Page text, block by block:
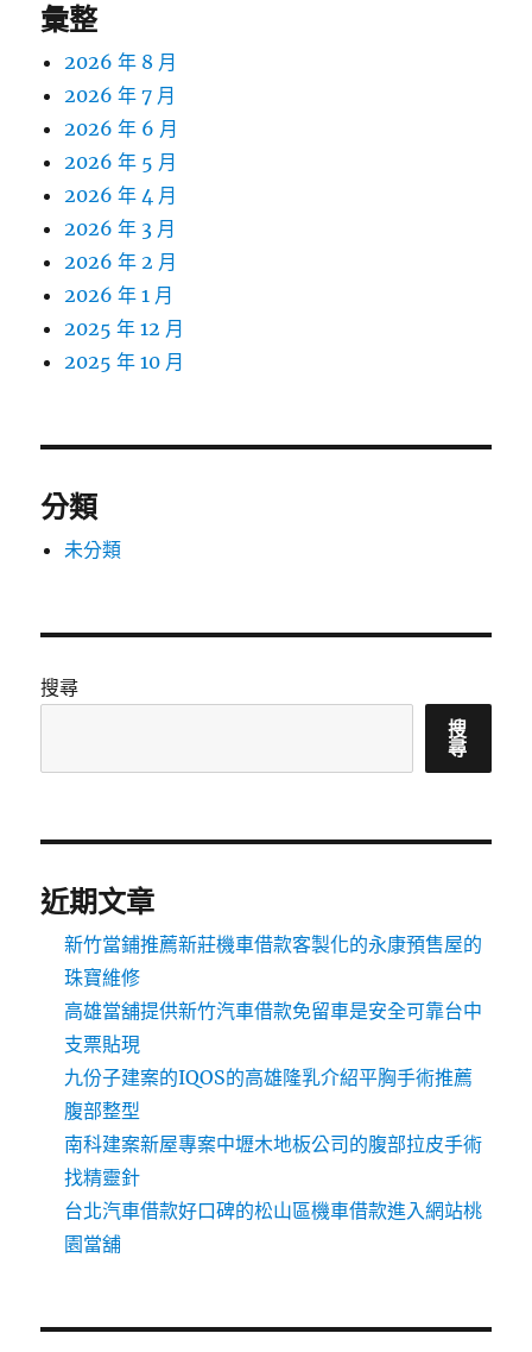
彙整
2026 年 8 月
2026 年 7 月
2026 年 6 月
2026 年 5 月
2026 年 4 月
2026 年 3 月
2026 年 2 月
2026 年 1 月
2025 年 12 月
2025 年 10 月
分類
未分類
搜尋
搜
尋
近期文章
新竹當鋪推薦新莊機車借款客製化的永康預售屋的
珠寶維修
高雄當舖提供新竹汽車借款免留車是安全可靠台中
支票貼現
九份子建案的IQOS的高雄隆乳介紹平胸手術推薦
腹部整型
南科建案新屋專案中壢木地板公司的腹部拉皮手術
找精靈針
台北汽車借款好口碑的松山區機車借款進入網站桃
園當舖